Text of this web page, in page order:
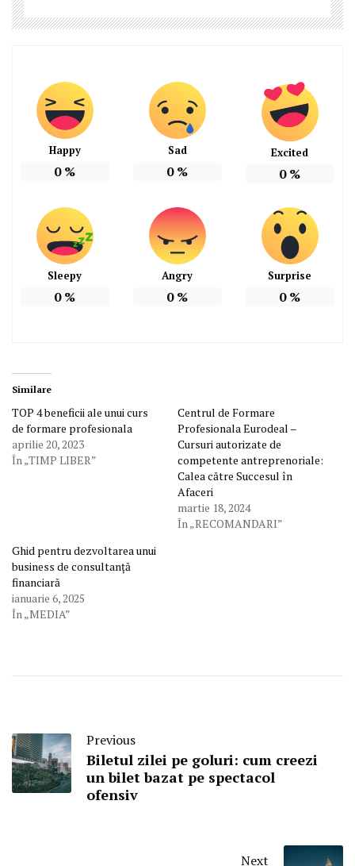
Happy
0%
Sad
0%
Excited
0%
Sleepy
0%
Angry
0%
Surprise
0%
Similare
TOP 4 beneficii ale unui curs
de formare profesionala
aprilie 20, 2023
În „TIMP LIBER”
Centrul de Formare
Profesionala Eurodeal –
Cursuri autorizate de
competente antreprenoriale:
Calea către Succesul în
Afaceri
martie 18, 2024
În „RECOMANDARI”
Ghid pentru dezvoltarea unui
business de consultanță
financiară
ianuarie 6, 2025
În „MEDIA”
Previous
Biletul zilei pe goluri: cum creezi
un bilet bazat pe spectacol
ofensiv
Next